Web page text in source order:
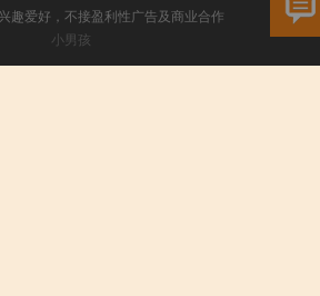
趣爱好，不接盈利性广告及商业合作
小男孩